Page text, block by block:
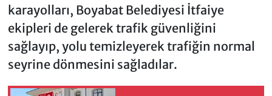
karayolları, Boyabat Belediyesi İtfaiye
ekipleri de gelerek trafik güvenliğini
sağlayıp, yolu temizleyerek trafiğin normal
seyrine dönmesini sağladılar.